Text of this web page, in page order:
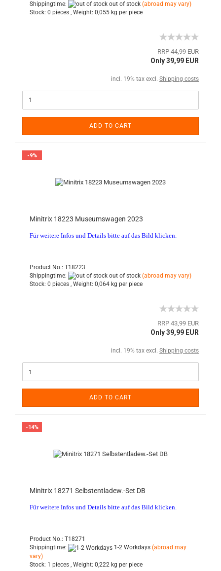
Shippingtime:
out of stock (abroad may vary)
Stock: 0 pieces , Weight: 0,055 kg per piece
RRP 44,99 EUR
Only 39,99 EUR
incl. 19% tax excl. Shipping costs
ADD TO CART
-9%
Minitrix 18223 Museumswagen 2023
Für weitere Infos und Details bitte auf das Bild klicken.
Product No.: T18223
Shippingtime:
out of stock (abroad may vary)
Stock: 0 pieces , Weight: 0,064 kg per piece
RRP 43,99 EUR
Only 39,99 EUR
incl. 19% tax excl. Shipping costs
ADD TO CART
-14%
Minitrix 18271 Selbstentladew.-Set DB
Für weitere Infos und Details bitte auf das Bild klicken.
Product No.: T18271
Shippingtime:
1-2 Workdays (abroad may
vary)
Stock: 1 pieces , Weight: 0,222 kg per piece